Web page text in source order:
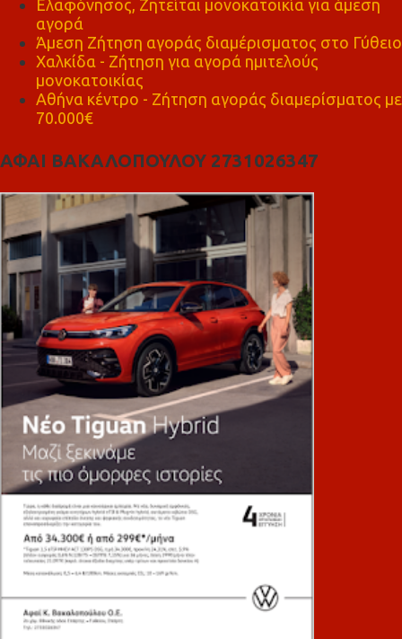
Ελαφόνησος, Ζητείται μονοκατοικία για άμεση
αγορά
Άμεση Ζήτηση αγοράς διαμέρισματος στο Γύθειο
Χαλκίδα - Ζήτηση για αγορά ημιτελούς
μονοκατοικίας
Αθήνα κέντρο - Ζήτηση αγοράς διαμερίσματος με
70.000€
ΑΦΑΙ ΒΑΚΑΛΟΠΟΥΛΟΥ 2731026347